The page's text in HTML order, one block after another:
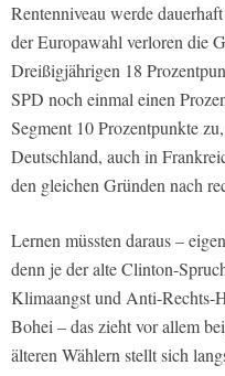
Rentenniveau werde
der Europawahl verloren die
Dreißigjährigen 18
SPD noch einmal einen
Segment 10 Prozentpunkte
Deutschland, auch in
den gleichen Gründen nach
Lernen müssten daraus –
denn je der alte Clinton-
Klimaangst und Anti-Rechts-
Bohei – das zieht vor allem
älteren Wählern stellt sich